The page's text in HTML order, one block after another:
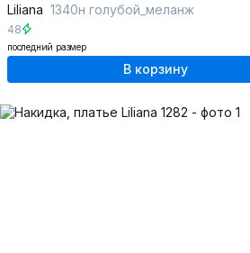
Liliana 1340н голубой_меланж
48
последний размер
В корзину